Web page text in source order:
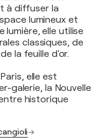
à diffuser la
lumineux et
lumière, elle utilise
classiques, de
la feuille d'or.
elle est
galerie, la Nouvelle
historique